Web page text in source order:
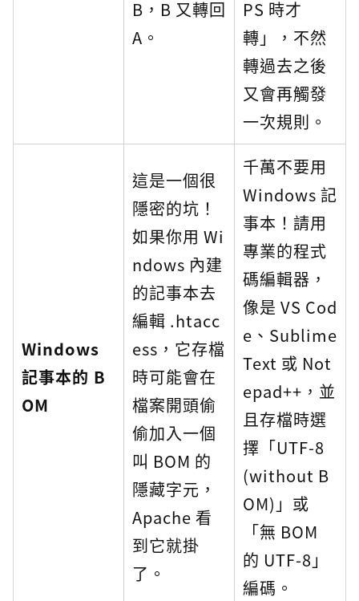
B，B 又轉回
A。
PS 時才
轉」，不然
轉過去之後
又會再觸發
一次規則。
Windows
記事本的 B
OM
這是一個很
隱密的坑！
如果你用 Wi
ndows 內建
的記事本去
編輯 .htacc
ess，它存檔
時可能會在
檔案開頭偷
偷加入一個
叫 BOM 的
隱藏字元，
Apache 看
到它就掛
了。
千萬不要用
Windows 記
事本！請用
專業的程式
碼編輯器，
像是 VS Cod
e、Sublime
Text 或 Not
epad++，並
且存檔時選
擇「UTF-8
(without B
OM)」或
「無 BOM
的 UTF-8」
編碼。